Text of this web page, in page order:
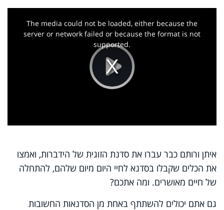
Play
Video
This
The media could not be loaded, either because the
server or network failed or because the format is not
supported.
איתן ורותם כבר עברו את סדנת הזוגית של הידברות, ואמצו
את הכלים שקבלו בסדנא לחיי היום מיום שלהם, להתחלה
של חיים מאושרים. ומה אתכם?
גם אתם יכולים להשתתף באחת מן הסדנאות החשובות